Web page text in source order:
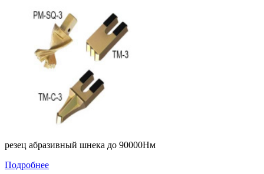
резец абразивный шнека до 90000Нм
Подробнее